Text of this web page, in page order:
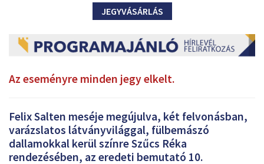
JEGYVÁSÁRLÁS
Az eseményre minden jegy elkelt.
Felix Salten meséje megújulva, két felvonásban,
varázslatos látványvilággal, fülbemászó
dallamokkal kerül színre Szűcs Réka
rendezésében, az eredeti bemutató 10.